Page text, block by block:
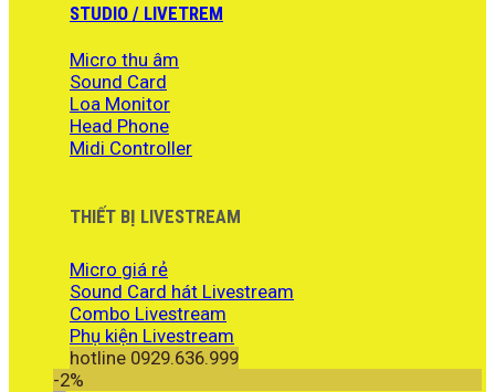
4.610.000 ₫.
STUDIO / LIVETREM
Micro thu âm
Sound Card
Loa Monitor
Head Phone
Midi Controller
THIẾT BỊ LIVESTREAM
Micro giá rẻ
Sound Card hát Livestream
Combo Livestream
Phụ kiện Livestream
hotline 0929.636.999
-2%